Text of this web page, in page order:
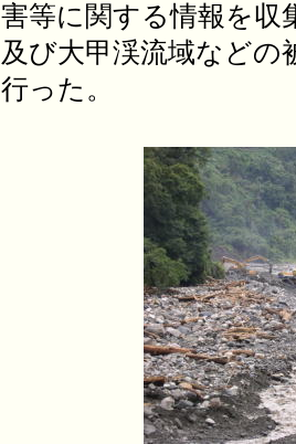
害等に関する情報を収
及び大甲渓流域などの
行った。